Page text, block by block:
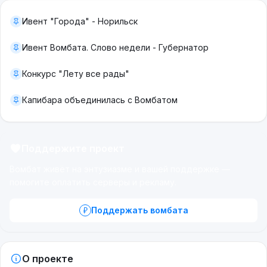
Ивент "Города" - Норильск
Ивент Вомбата. Слово недели - Губернатор
Конкурс "Лету все рады"
Капибара объединилась с Вомбатом
Поддержать вомбата
О проекте